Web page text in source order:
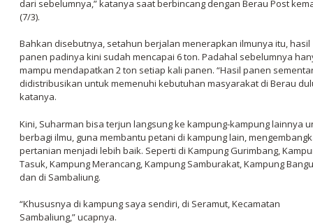
dari sebelumnya,” katanya saat berbincang dengan Berau Post
(7/3).
Bahkan disebutnya, setahun berjalan menerapkan ilmunya itu, hasil
panen padinya kini sudah mencapai 6 ton. Padahal sebelumnya
mampu mendapatkan 2 ton setiap kali panen. “Hasil panen
didistribusikan untuk memenuhi kebutuhan masyarakat di Berau
katanya.
Kini, Suharman bisa terjun langsung ke kampung-kampung lainnya
berbagi ilmu, guna membantu petani di kampung lain,
pertanian menjadi lebih baik. Seperti di Kampung Gurimbang,
Tasuk, Kampung Merancang, Kampung Samburakat, Kampung
dan di Sambaliung.
“Khususnya di kampung saya sendiri, di Seramut, Kecamatan
Sambaliung,” ucapnya.